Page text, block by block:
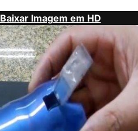
Baixar Imagem em HD